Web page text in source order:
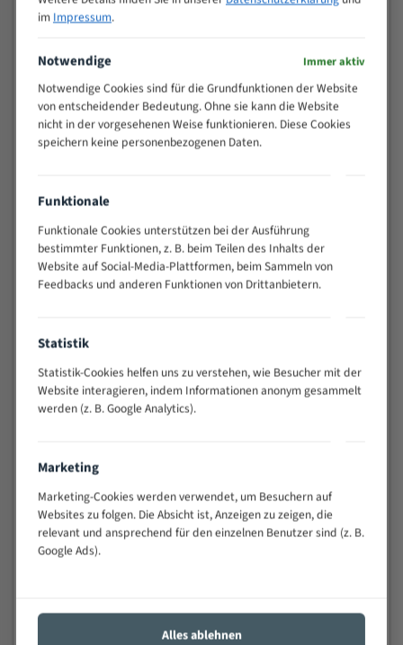
15 - 40
8/12
25 - 50
35 - 70
80 - 180
3/4
130 -
350
2/3
200 -
> 500
0,75/1,25
Vorteile:
Widerstandsfähig gegen Zahnbruch auch bei
schwierigen Werkstücken (Materialmischung,
wechselnde Verbindungslängen)
Sehr geringe Vibration
Technische Beschreibung:
Positiver Spanwinkel
Bandkörper aus hochlegiertem Federstahl
im Impressum.
Notwendige Immer aktiv
Notwendige Cookies sind für die Grundfunktionen der Website
von entscheidender Bedeutung. Ohne sie kann die Website
nicht in der vorgesehenen Weise funktionieren. Diese Cookies
speichern keine personenbezogenen Daten.
Funktionale
Funktionale Cookies unterstützen bei der Ausführung
bestimmter Funktionen, z. B. beim Teilen des Inhalts der
Website auf Social-Media-Plattformen, beim Sammeln von
Feedbacks und anderen Funktionen von Drittanbietern.
Statistik
Statistik-Cookies helfen uns zu verstehen, wie Besucher mit der
Website interagieren, indem Informationen anonym gesammelt
werden (z. B. Google Analytics).
Marketing
Marketing-Cookies werden verwendet, um Besuchern auf
Websites zu folgen. Die Absicht ist, Anzeigen zu zeigen, die
relevant und ansprechend für den einzelnen Benutzer sind (z. B.
Google Ads).
Alles ablehnen